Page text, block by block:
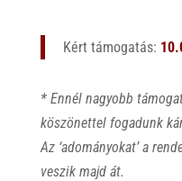
Kért támogatás:
* Ennél nagyobb
köszönettel fogadunk
Az ‘adományokat’ a
veszik majd át.